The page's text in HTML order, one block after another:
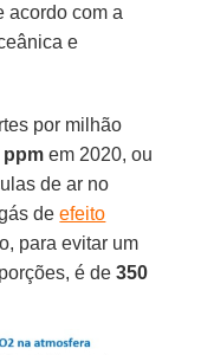
acordo com a
e
por milhão
ppm em 2020, ou
de ar no
deefeito
para evitar um
é de350